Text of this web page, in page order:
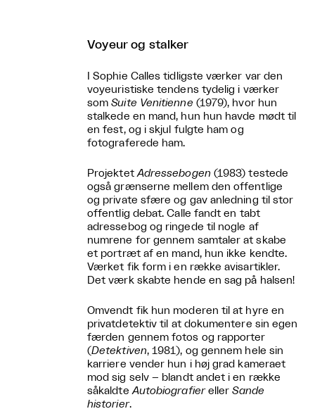
Voyeur og stalker
I Sophie Calles tidligste værker var den
voyeuristiske tendens tydelig i værker
somSuite Venitienne (1979), hvor hun
stalkede en mand, hun hun havde mødt til
en fest, og i skjul fulgte ham og
fotograferede ham.
ProjektetAdressebogen (1983) testede
også grænserne mellem den offentlige
og private sfære og gav anledning til stor
offentlig debat. Calle fandt en tabt
adressebog og ringede til nogle af
numrene for gennem samtaler at skabe
et portræt af en mand, hun ikke kendte.
Værket fik form i en række avisartikler.
Det værk skabte hende en sag på halsen!
Omvendt fik hun moderen til at hyre en
privatdetektiv til at dokumentere sin egen
færden gennem fotos og rapporter
(Detektiven, 1981), og gennem hele sin
karriere vender hun i høj grad kameraet
mod sig selv – blandt andet i en række
såkaldteAutobiografier ellerSande
historier.